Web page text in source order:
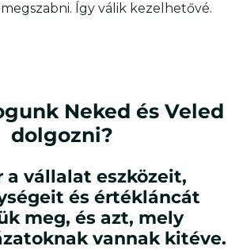
Így válik kezelhetővé.
Neked és Veled
dolgozni?
a vállalat eszközeit,
és értékláncát
meg, és azt, mely
vannak kitéve.